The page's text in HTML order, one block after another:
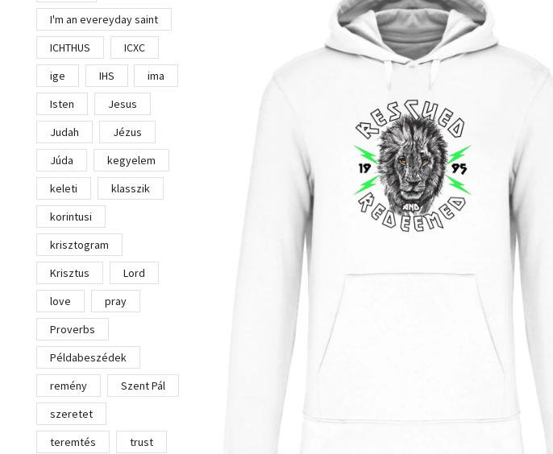
I'm an evereyday saint
ICHTHUS
ICXC
ige
IHS
ima
Isten
Jesus
Judah
Jézus
Júda
kegyelem
keleti
klasszik
korintusi
krisztogram
Krisztus
Lord
love
pray
Proverbs
Példabeszédek
remény
Szent Pál
szeretet
teremtés
trust